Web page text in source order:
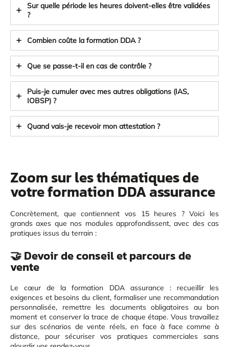
Sur quelle période les heures doivent-elles être validées
?
Combien coûte la formation DDA ?
Que se passe-t-il en cas de contrôle ?
Puis-je cumuler avec mes autres obligations (IAS,
IOBSP) ?
Quand vais-je recevoir mon attestation ?
Zoom sur les thématiques de
votre formation DDA assurance
Concrètement, que contiennent vos 15 heures ? Voici les
grands axes que nos modules approfondissent, avec des cas
pratiques issus du terrain :
🤝 Devoir de conseil et parcours de
vente
Le cœur de la formation DDA assurance : recueillir les
exigences et besoins du client, formaliser une recommandation
personnalisée, remettre les documents obligatoires au bon
moment et conserver la trace de chaque étape. Vous travaillez
sur des scénarios de vente réels, en face à face comme à
distance, pour sécuriser vos pratiques commerciales sans